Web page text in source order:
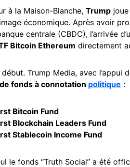
à la Maison-Blanche, Trump
économique. Après avoir
centrale (CBDC), l’arrivée
Bitcoin Ethereum directement
début. Trump Media, avec
fonds à connotation politique :
Bitcoin Fund
Blockchain Leaders Fund
Stablecoin Income Fund
le fonds “Truth Social” a été